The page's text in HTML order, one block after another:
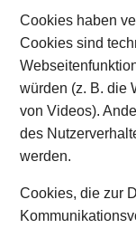
Cookies haben
Cookies sind
würden (z. B. die
von Videos).
des
werden.
Cookies, die zur